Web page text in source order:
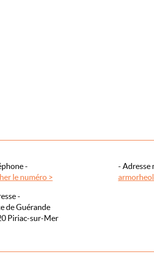
-
le numéro >
-
de Guérande
Piriac-sur-Mer
- Adresse